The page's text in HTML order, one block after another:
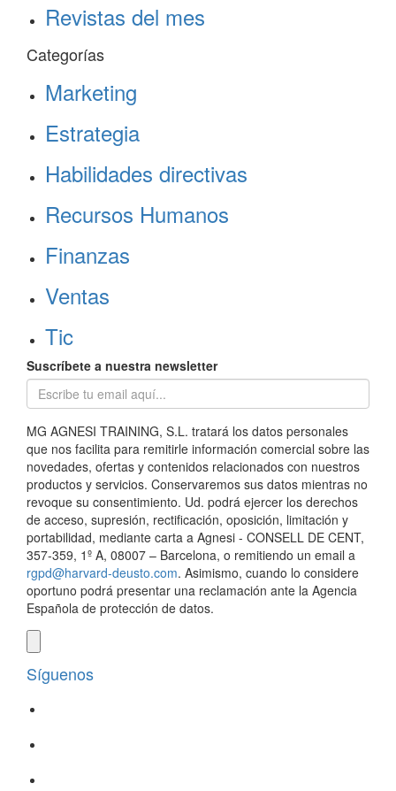
Revistas del mes
Categorías
Marketing
Estrategia
Habilidades directivas
Recursos Humanos
Finanzas
Ventas
Tic
Suscríbete a nuestra newsletter
MG AGNESI TRAINING, S.L. tratará los datos personales
que nos facilita para remitirle información comercial sobre las
novedades, ofertas y contenidos relacionados con nuestros
productos y servicios. Conservaremos sus datos mientras no
revoque su consentimiento. Ud. podrá ejercer los derechos
de acceso, supresión, rectificación, oposición, limitación y
portabilidad, mediante carta a Agnesi - CONSELL DE CENT,
357-359, 1º A, 08007 – Barcelona, o remitiendo un email a
rgpd@harvard-deusto.com. Asimismo, cuando lo considere
oportuno podrá presentar una reclamación ante la Agencia
Española de protección de datos.
Síguenos